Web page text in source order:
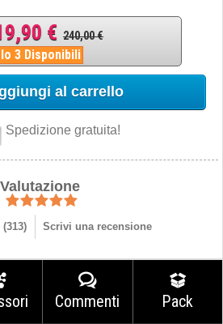
€ 240,00 €
3 Disponibili
al carrello
Spedizione gratuita!
Valutazione
(313) Scrivi una recensione
Commenti Pack